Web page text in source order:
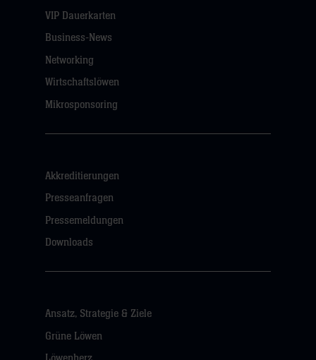
VIP Dauerkarten
Business-News
Networking
Wirtschaftslöwen
Mikrosponsoring
Akkreditierungen
Presseanfragen
Pressemeldungen
Downloads
Ansatz, Strategie & Ziele
Grüne Löwen